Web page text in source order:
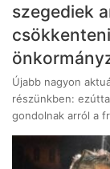
szegediek
Újabb nagyon
részünkben:
gondolnak arról a